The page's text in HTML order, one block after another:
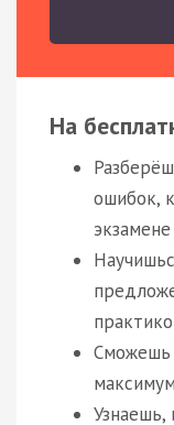
На
ошибок,
экзамене
Сможешь
Узнаешь,